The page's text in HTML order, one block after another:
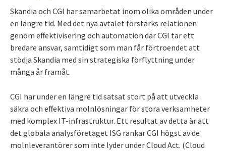
Skandia och CGI har samarbetat inom olika områden under
en längre tid. Med det nya avtalet förstärks relationen
genom effektivisering och automation där CGI tar ett
bredare ansvar, samtidigt som man får förtroendet att
stödja Skandia med sin strategiska förflyttning under
många år framåt.
CGI har under en längre tid satsat stort på att utveckla
säkra och effektiva molnlösningar för stora verksamheter
med komplex IT-infrastruktur. Ett resultat av detta är att
det globala analysföretaget ISG rankar CGI högst av de
molnleverantörer som inte lyder under Cloud Act. (Cloud